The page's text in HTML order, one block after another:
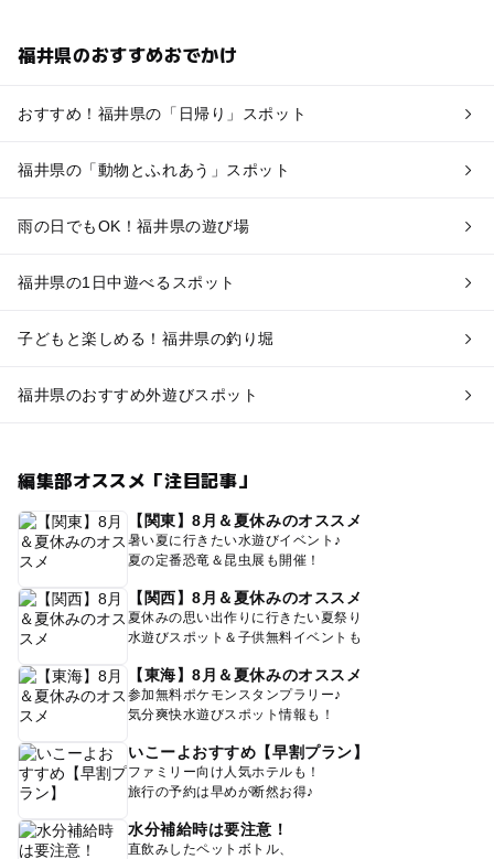
福井県のおすすめおでかけ
おすすめ！福井県の「日帰り」スポット
福井県の「動物とふれあう」スポット
雨の日でもOK！福井県の遊び場
福井県の1日中遊べるスポット
子どもと楽しめる！福井県の釣り堀
福井県のおすすめ外遊びスポット
編集部オススメ「注目記事」
【関東】8月＆夏休みのオススメ
暑い夏に行きたい水遊びイベント♪
夏の定番恐竜＆昆虫展も開催！
【関西】8月＆夏休みのオススメ
夏休みの思い出作りに行きたい夏祭り
水遊びスポット＆子供無料イベントも
【東海】8月＆夏休みのオススメ
参加無料ポケモンスタンプラリー♪
気分爽快水遊びスポット情報も！
いこーよおすすめ【早割プラン】
ファミリー向け人気ホテルも！
旅行の予約は早めが断然お得♪
水分補給時は要注意！
直飲みしたペットボトル、